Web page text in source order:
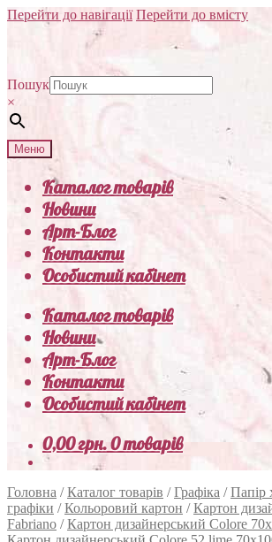
Перейти до навігації Перейти до вмісту
Пошук
×
Меню
Каталог товарів
Новини
Арт-Блог
Контакти
Особистий кабінет
Каталог товарів
Новини
Арт-Блог
Контакти
Особистий кабінет
0,00грн.0 товарів
Головна /Каталог товарів /Графіка /Папір
графіки /Кольоровий картон /Картон
Fabriano /Картон дизайнерський Colore